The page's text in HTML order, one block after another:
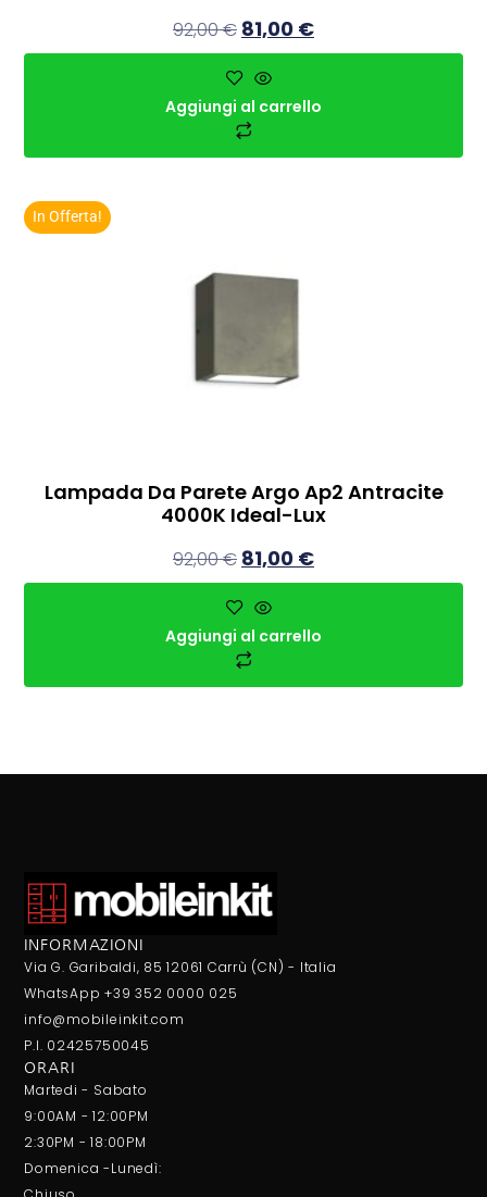
92,00€ 81,00 €
Aggiungi al carrello
In Offerta!
Lampada Da Parete Argo Ap2 Antracite
4000K Ideal-Lux
92,00€ 81,00 €
Aggiungi al carrello
INFORMAZIONI
Via G. Garibaldi, 85 12061 Carrù (CN) - Italia
WhatsApp +39 352 0000 025
info@mobileinkit.com
P.I. 02425750045
ORARI
Martedi - Sabato
9:00AM - 12:00PM
2:30PM - 18:00PM
Domenica -Lunedì: